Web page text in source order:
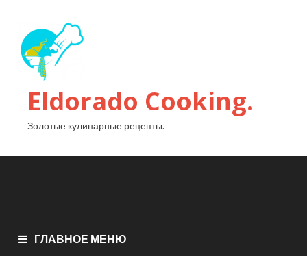
Eldorado Сooking.
Золотые кулинарные рецепты.
ГЛАВНОЕ МЕНЮ